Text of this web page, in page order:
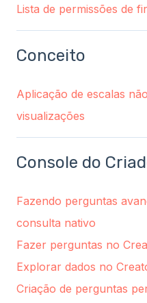
Lista de permissões de
Conceito
Aplicação de escalas
visualizações
Console do
Fazendo perguntas
consulta nativo
Fazer perguntas no
Explorar dados no
Criação de perguntas